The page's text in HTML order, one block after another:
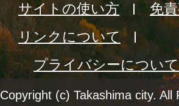
サイトの使い方
免
リンクについて
プライバシーについて
Copyright (c) Takashima city. All